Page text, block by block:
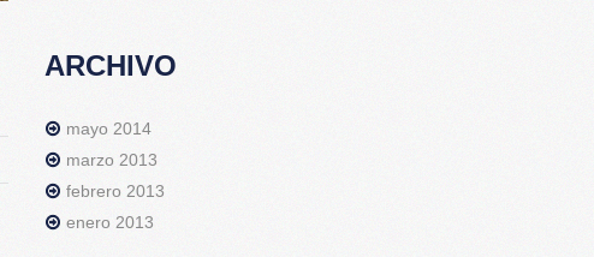
ARCHIVO
mayo 2014
marzo 2013
febrero 2013
enero 2013